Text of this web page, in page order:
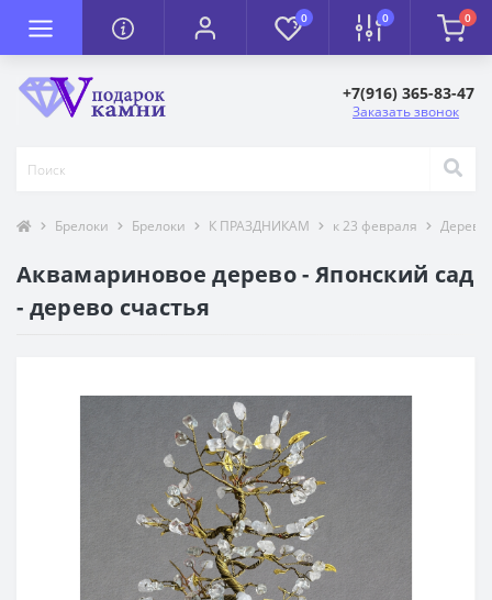
0 0 0
+7(916) 365-83-47
Заказать звонок
Брелоки Брелоки К ПРАЗДНИКАМ к 23 февраля
Аквамариновое дерево - Японский сад
- дерево счастья